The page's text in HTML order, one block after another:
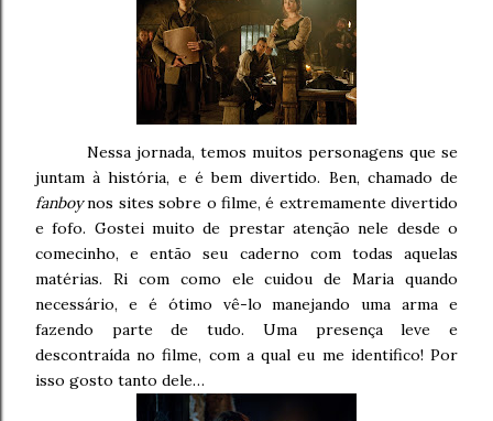
Nessa jornada, temos muitos personagens que se
juntam à história, e é bem divertido. Ben, chamado de
fanboynos sites sobre o filme, é extremamente divertido
e fofo. Gostei muito de prestar atenção nele desde o
comecinho, e então seu caderno com todas aquelas
matérias. Ri com como ele cuidou de Maria quando
necessário, e é ótimo vê-lo manejando uma arma e
fazendo parte de tudo. Uma presença leve e
descontraída no filme, com a qual eu me identifico! Por
isso gosto tanto dele…